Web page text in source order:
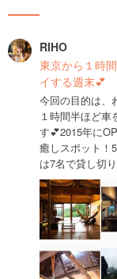
RIHO
東京から１時
イする週末💕
今回の目的は、
１時間半ほど
す💕2015年に
癒しスポット！
は7名で貸し切